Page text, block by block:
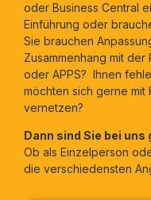
oder Business Central
Einführung oder
Sie brauchen
Zusammenhang mit
oder APPS? Ihnen
möchten sich gerne mit
vernetzen?
Dann sind Sie bei uns
Ob als Einzelperson
die verschiedensten